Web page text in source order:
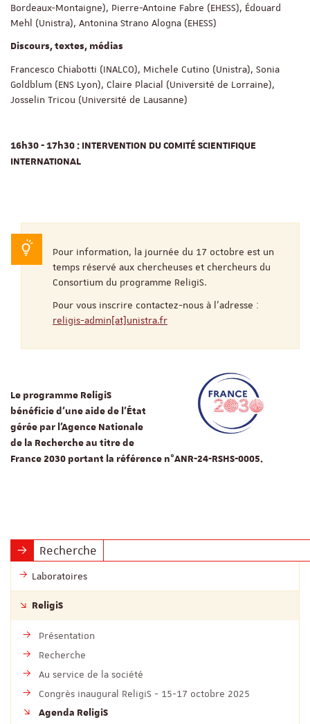
Bordeaux-Montaigne), Pierre-Antoine Fabre (EHESS), Édouard
Mehl (Unistra), Antonina Strano Alogna (EHESS)
Discours, textes, médias
Francesco Chiabotti (INALCO), Michele Cutino (Unistra), Sonia
Goldblum (ENS Lyon), Claire Placial (Université de Lorraine),
Josselin Tricou (Université de Lausanne)
16h30 - 17h30 : INTERVENTION DU COMITÉ SCIENTIFIQUE
INTERNATIONAL
Pour information, la journée du 17 octobre est un
temps réservé aux chercheuses et chercheurs du
Consortium du programme ReligiS.
Pour vous inscrire contactez-nous à l'adresse :
religis-admin[at]unistra.fr
Le programme ReligiS
bénéficie d'une aide de l’État
gérée par l'Agence Nationale
de la Recherche au titre de
France 2030 portant la référence n°ANR-24-RSHS-0005.
Recherche
Laboratoires
ReligiS
Présentation
Recherche
Au service de la société
Congrès inaugural ReligiS - 15-17 octobre 2025
Agenda ReligiS